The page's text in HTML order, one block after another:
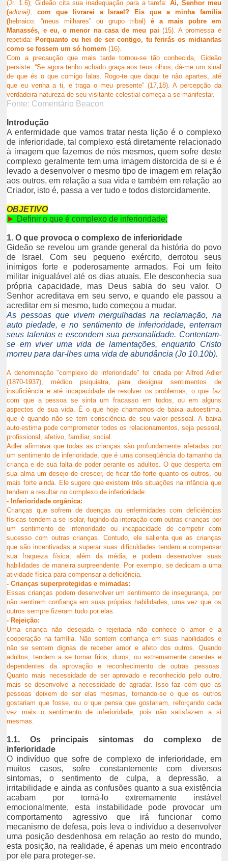
(Jr. 1.6); Gideão cita sua inadequação para a tarefa:Ai, Senhor meu
(adonai),com que livrarei a Israel? Eis que a minha família
(hebraico: “meus milhares” ou grupo tribal)é a mais pobre em
Manassés, e eu, o menor na casa de meu pai (15). A promessa é
repetida: Porquanto eu hei de ser contigo, tu ferirás os midianitas
como se fossem um só homem(16).
Com a precaução que mais tarde tornou-se tão conhecida, Gideão
persiste: “Se agora tenho achado graça aos teus olhos, dá-me um sinal
de que és o que comigo falas. Rogo-te que daqui te não apartes, até
que eu venha a ti, e traga o meu presente” (17,18). A percepção da
verdadeira natureza de seu visitante celestial começa a se manifestar.
Fonte: Comentário Beacon
Introdução
A enfermidade que vamos tratar nesta lição é o complexo
de inferioridade, tal complexo está diretamente relacionado
à imagem que fazemos de nós mesmos, quem sofre deste
complexo geralmente tem uma imagem distorcida de si e é
levado a desenvolver o mesmo tipo de imagem em relação
aos outros, em relação a sua vida e também em relação ao
Criador, isto é, passa a ver tudo e todos distorcidamente.
OBJETIVO
► Definir o que é complexo de inferioridade;
1. O que provoca o complexo de inferioridade
Gideão se revelou um grande general da história do povo
de Israel. Com seu pequeno exército, derrotou seus
inimigos forte e poderosamente armados. Foi um feito
militar inigualável até os dias atuais. Ele desconhecia sua
própria capacidade, mas Deus sabia do seu valor. O
Senhor acreditava em seu servo, e quando ele passou a
acreditar em si mesmo, tudo começou a mudar.
As pessoas que vivem mergulhadas na reclamação, na
auto piedade, e no sentimento de inferioridade, enterram
seus talentos e escondem sua personalidade. Contentam-
se em viver uma vida de lamentações, enquanto Cristo
morreu para dar-lhes uma vida de abundância (Jo 10.10b).
A denominação "complexo de inferioridade" foi criada por Alfred Adler
(1870-1937), médico psiquiatra, para designar sentimentos de
insuficiência e até incapacidade de resolver os problemas, o que faz
com que a pessoa se sinta um fracasso em todos, ou em alguns
aspectos de sua vida. É o que hoje chamamos de baixa autoestima,
que é quando não se tem consciência de seu valor pessoal. A baixa
auto-estima pode comprometer todos os relacionamentos, seja pessoal,
profissional, afetivo, familiar, social.
Adler afirmava que todas as crianças são profundamente afetadas por
um sentimento de inferioridade, que é uma conseqüência do tamanho da
criança e de sua falta de poder perante os adultos. O que desperta em
sua alma um desejo de crescer, de ficar tão forte quanto os outros, ou
mais forte ainda. Ele sugere que existem três situações na infância que
tendem a resultar no complexo de inferioridade:
- Inferioridade orgânica:
Crianças que sofrem de doenças ou enfermidades com deficiências
físicas tendem a se isolar, fugindo da interação com outras crianças por
um sentimento de inferioridade ou incapacidade de competir com
sucesso com outras crianças. Contudo, ele salienta que as crianças
que são incentivadas a superar suas dificuldades tendem a compensar
sua fraqueza física, além da média, e podem desenvolver suas
habilidades de maneira surpreendente. Por exemplo, se dedicam a uma
atividade física para compensar a deficiência.
- Crianças superprotegidas e mimadas:
Essas crianças podem desenvolver um sentimento de insegurança, por
não sentirem confiança em suas próprias habilidades, uma vez que os
outros sempre fizeram tudo por elas.
- Rejeição:
Uma criança não desejada e rejeitada não conhece o amor e a
cooperação na família. Não sentem confiança em suas habilidades e
não se sentem dignas de receber amor e afeto dos outros. Quando
adultos, tendem a se tornar frios, duros, ou extremamente carentes e
dependentes da aprovação e reconhecimento de outras pessoas.
Quanto mais necessidade de ser aprovado e reconhecido pelo outro,
mais se desenvolve a necessidade de agradar. Isso faz com que as
pessoas deixem de ser elas mesmas, tornando-se o que os outros
gostariam que fosse, ou o que pensa que gostariam, reforçando cada
vez mais o sentimento de inferioridade, pois não satisfazem a si
mesmas.
1.1. Os principais sintomas do complexo de
inferioridade
O indivíduo que sofre de complexo de inferioridade, em
muitos casos, sofre constantemente com diversos
sintomas, o sentimento de culpa, a depressão, a
irritabilidade e ainda as confusões quanto a sua existência
acabam por torná-lo extremamente instável
emocionalmente, esta instabilidade pode provocar um
comportamento agressivo que irá funcionar como
mecanismo de defesa, pois leva o indivíduo a desenvolver
uma posição desdenhosa em relação ao resto do mundo,
esta posição, na realidade, é apenas um meio encontrado
por ele para proteger-se.